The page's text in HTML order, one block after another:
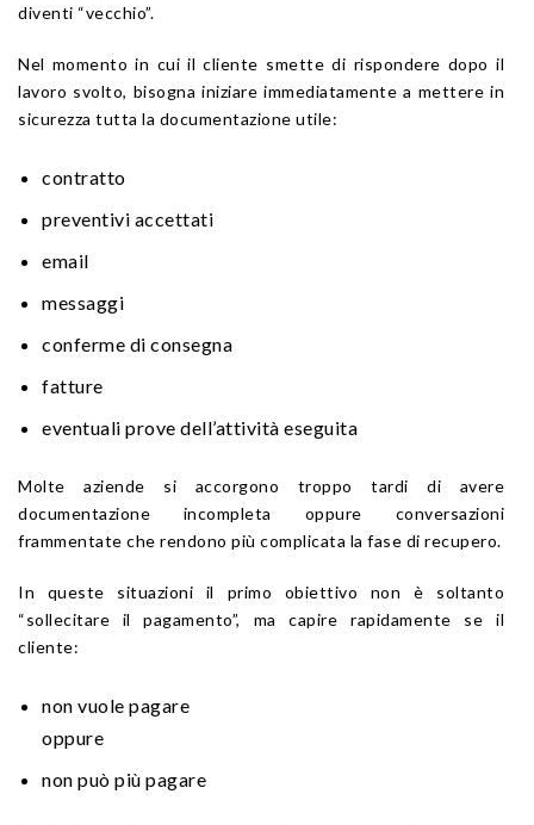
diventi “vecchio”.
Nel momento in cui il cliente smette di rispondere dopo il
lavoro svolto, bisogna iniziare immediatamente a mettere in
sicurezza tutta la documentazione utile:
contratto
preventivi accettati
email
messaggi
conferme di consegna
fatture
eventuali prove dell’attività eseguita
Molte aziende si accorgono troppo tardi di avere
documentazione incompleta oppure conversazioni
frammentate che rendono più complicata la fase di recupero.
In queste situazioni il primo obiettivo non è soltanto
“sollecitare il pagamento”, ma capire rapidamente se il
cliente:
non vuole pagare
oppure
non può più pagare